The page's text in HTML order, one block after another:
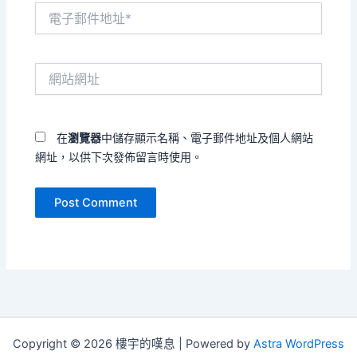
在瀏覽器中儲存顯示名稱、電子郵件地址及個人網站
網址，以供下次發佈留言時使用。
Copyright © 2026 樓宇的嘆息 | Powered by Astra WordPress